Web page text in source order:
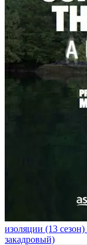
изоляции (13 сезон)
закадровый)